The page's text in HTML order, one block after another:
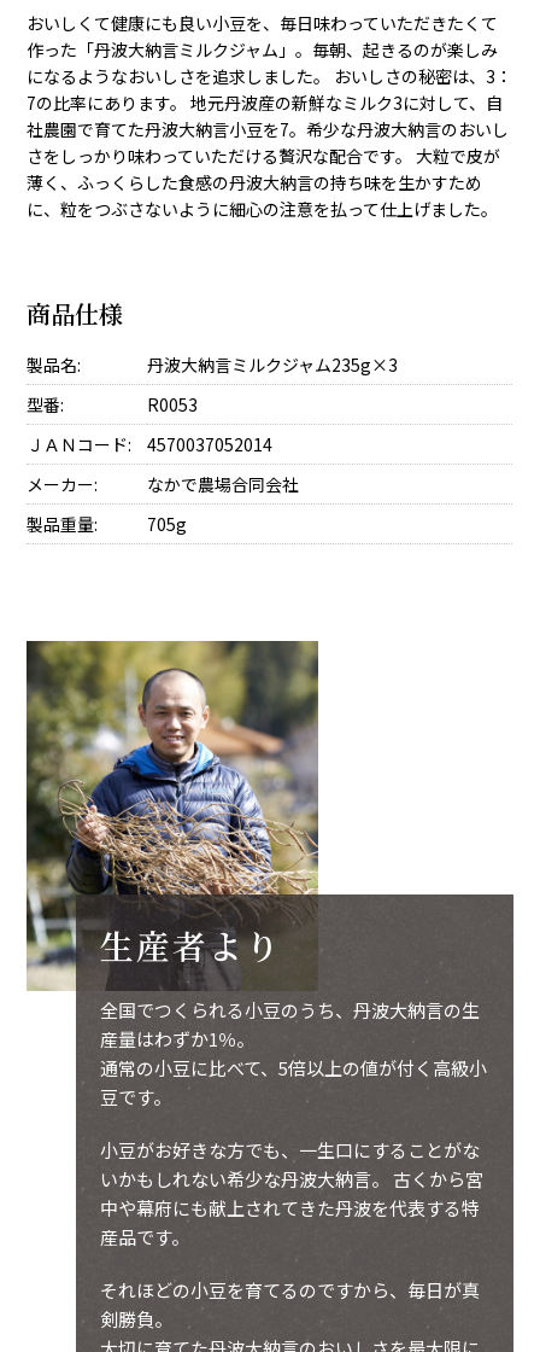
おいしくて健康にも良い小豆を、毎日味わっていただきたくて
作った「丹波大納言ミルクジャム」。毎朝、起きるのが楽しみ
になるようなおいしさを追求しました。 おいしさの秘密は、3：
7の比率にあります。 地元丹波産の新鮮なミルク3に対して、自
社農園で育てた丹波大納言小豆を7。希少な丹波大納言のおいし
さをしっかり味わっていただける贅沢な配合です。 大粒で皮が
薄く、ふっくらした食感の丹波大納言の持ち味を生かすため
に、粒をつぶさないように細心の注意を払って仕上げました。
商品仕様
製品名:
丹波大納言ミルクジャム235g×3
型番:
R0053
ＪＡＮコード:
4570037052014
メーカー:
なかで農場合同会社
製品重量:
705g
生産者より
全国でつくられる小豆のうち、丹波大納言の生
産量はわずか1％。
通常の小豆に比べて、5倍以上の値が付く高級小
豆です。
小豆がお好きな方でも、一生口にすることがな
いかもしれない希少な丹波大納言。 古くから宮
中や幕府にも献上されてきた丹波を代表する特
産品です。
それほどの小豆を育てるのですから、毎日が真
剣勝負。